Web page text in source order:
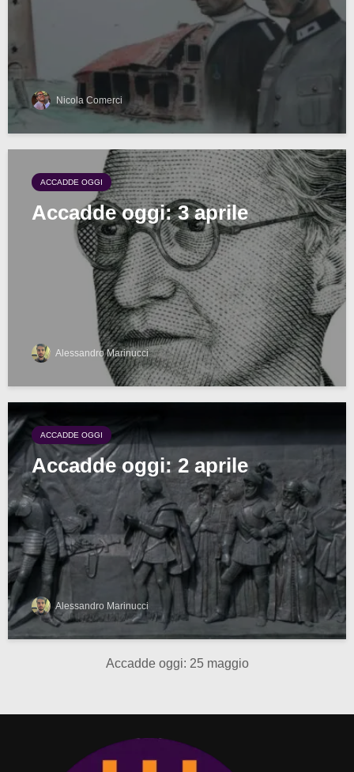
Nicola Comerci
ACCADDE OGGI
Accadde oggi: 3 aprile
Alessandro Marinucci
ACCADDE OGGI
Accadde oggi: 2 aprile
Alessandro Marinucci
Accadde oggi: 25 maggio